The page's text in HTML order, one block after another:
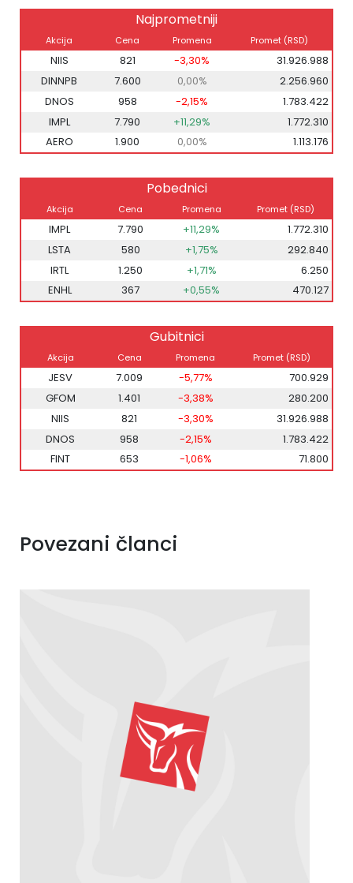
Najprometniji
Akcija Cena Promena Promet (RSD)
NIIS 821 -3,30%
31.926.988
DINNPB
7.600 0,00%
2.256.960
DNOS
958 -2,15%
1.783.422
IMPL
7.790 +11,29%
1.772.310
AERO
1.900 0,00% 1.113.176
Pobednici
Akcija Cena Promena Promet (RSD)
IMPL 7.790 +11,29%
1.772.310
LSTA
580 +1,75%
292.840
IRTL
1.250 +1,71%
6.250
ENHL
367 +0,55% 470.127
Gubitnici
Akcija Cena Promena Promet (RSD)
JESV 7.009 -5,77%
700.929
GFOM
1.401 -3,38%
280.200
NIIS
821 -3,30%
31.926.988
DNOS
958 -2,15%
1.783.422
FINT
653 -1,06% 71.800
Povezani članci